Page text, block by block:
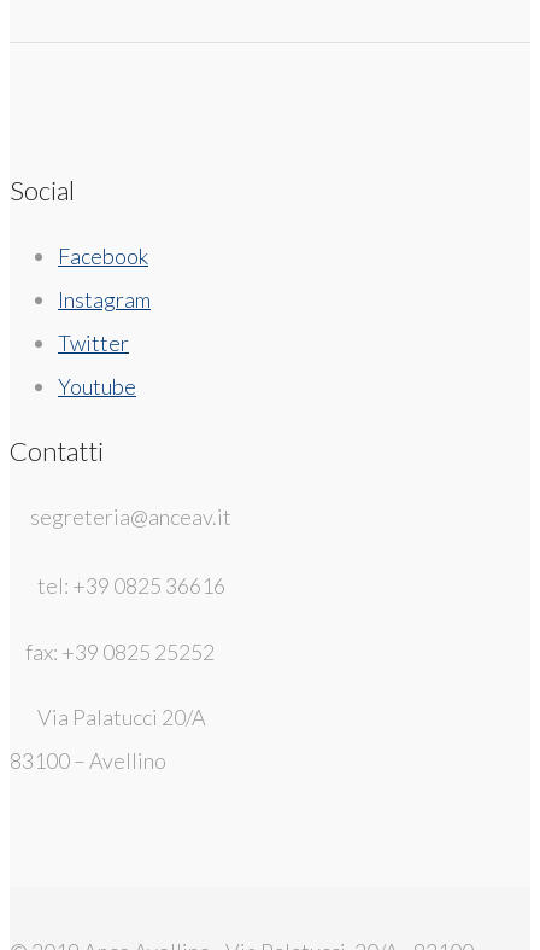
Social
Facebook
Instagram
Twitter
Youtube
Contatti
segreteria@anceav.it
tel: +39 0825 36616
fax: +39 0825 25252
Via Palatucci 20/A
83100 – Avellino